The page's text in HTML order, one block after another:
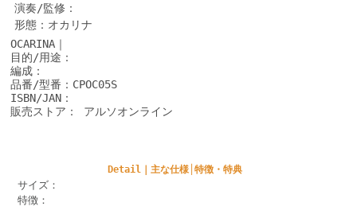
演奏/監修：
形態：オカリナ
OCARINA｜
目的/用途：
編成：
品番/型番：CPOC05S
ISBN/JAN：
販売ストア： アルソオンライン
Detail｜主な仕様│特徴・特典
サイズ：
特徴：